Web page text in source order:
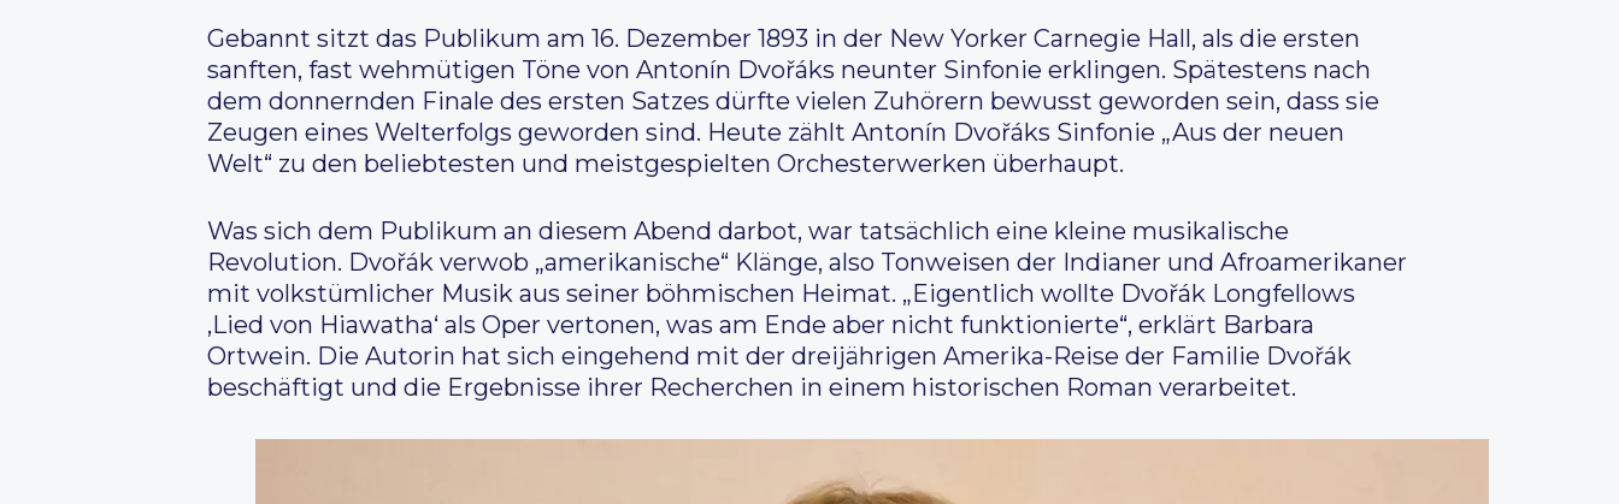
Gebannt sitzt das Publikum am 16. Dezember 1893 in der New Yorker Carnegie Hall, als die ersten
sanften, fast wehmütigen Töne von Antonín Dvořáks neunter Sinfonie erklingen. Spätestens nach
dem donnernden Finale des ersten Satzes dürfte vielen Zuhörern bewusst geworden sein, dass sie
Zeugen eines Welterfolgs geworden sind. Heute zählt Antonín Dvořáks Sinfonie „Aus der neuen
Welt“ zu den beliebtesten und meistgespielten Orchesterwerken überhaupt.
Was sich dem Publikum an diesem Abend darbot, war tatsächlich eine kleine musikalische
Revolution. Dvořák verwob „amerikanische“ Klänge, also Tonweisen der Indianer und Afroamerikaner
mit volkstümlicher Musik aus seiner böhmischen Heimat. „Eigentlich wollte Dvořák Longfellows
‚Lied von Hiawatha‘ als Oper vertonen, was am Ende aber nicht funktionierte“, erklärt Barbara
Ortwein. Die Autorin hat sich eingehend mit der dreijährigen Amerika-Reise der Familie Dvořák
beschäftigt und die Ergebnisse ihrer Recherchen in einem historischen Roman verarbeitet.